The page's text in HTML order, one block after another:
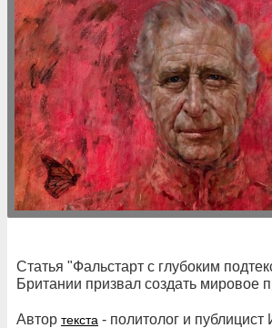
Статья "Фальстарт с глубоким
Британии призвал создать мировое
Автор текста - политолог и публицист